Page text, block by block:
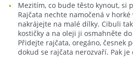
Mezitím, co bude těsto kynout, si
Rajčata nechte namočená v
nakrájejte na malé dílky. Cibuli
kostičky a na oleji ji osmahněte
Přidejte rajčata, oregáno, česnek
dokud se rajčata nerozvaří. Pak je